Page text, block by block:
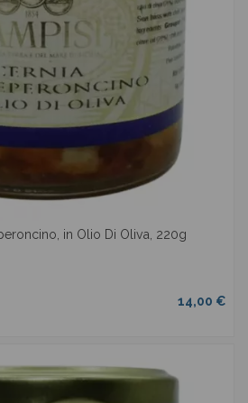
in Olio Di Oliva, 220g
14,00 €